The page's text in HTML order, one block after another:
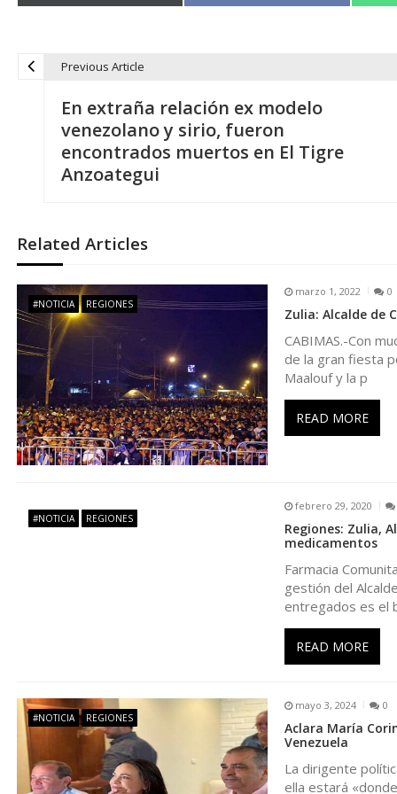
g
a
c
i
ó
d
t
r
Previous Article
En extraña relación ex modelo
venezolano y sirio, fueron
encontrados muertos en El Tigre
Anzoategui
Related Articles
#NOTICIA REGIONES
marzo 1, 2022 0
Zulia: Alcalde de
CABIMAS.-Con
de la gran fiesta
Maalouf y la p
READ MORE
#NOTICIA REGIONES
febrero 29, 2020
Regiones: Zulia,
medicamentos
Farmacia
gestión del
entregados es el
READ MORE
#NOTICIA REGIONES
mayo 3, 2024 0
Aclara María
Venezuela
La dirigente
ella estará